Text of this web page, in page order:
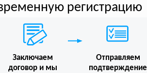
регистрацию
Заключаем
договор и мы
Отправляем
подтверждение